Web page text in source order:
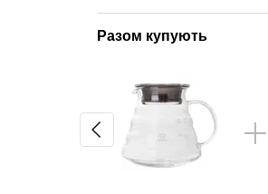
Разом купують